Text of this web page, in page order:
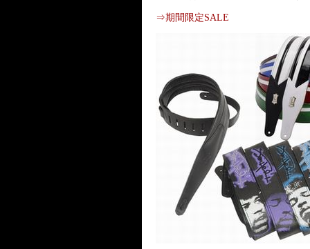
⇒期間限定SALE